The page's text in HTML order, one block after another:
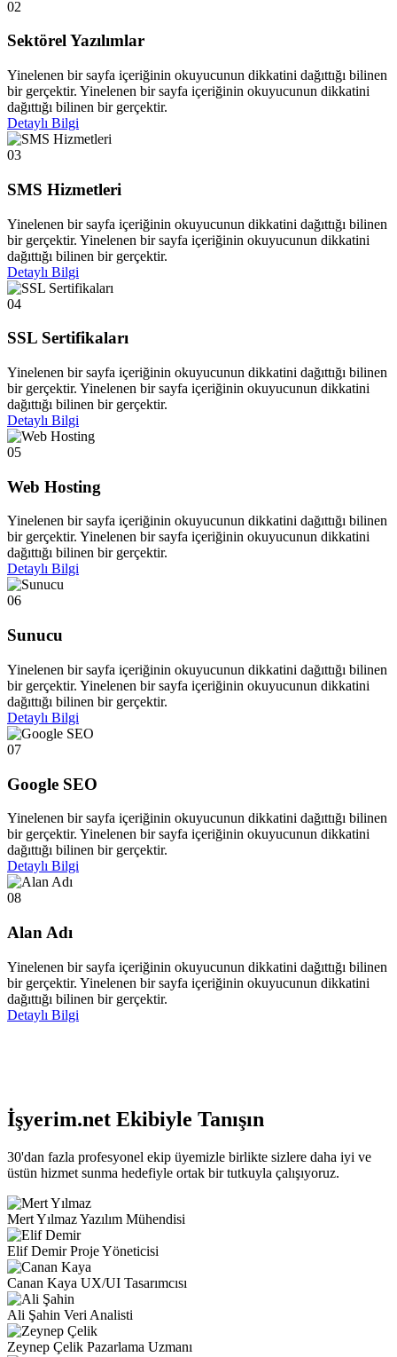
02
Sektörel Yazılımlar
Yinelenen bir sayfa içeriğinin okuyucunun dikkatini dağıttığı bilinen
bir gerçektir. Yinelenen bir sayfa içeriğinin okuyucunun dikkatini
dağıttığı bilinen bir gerçektir.
Detaylı Bilgi
03
SMS Hizmetleri
Yinelenen bir sayfa içeriğinin okuyucunun dikkatini dağıttığı bilinen
bir gerçektir. Yinelenen bir sayfa içeriğinin okuyucunun dikkatini
dağıttığı bilinen bir gerçektir.
Detaylı Bilgi
04
SSL Sertifikaları
Yinelenen bir sayfa içeriğinin okuyucunun dikkatini dağıttığı bilinen
bir gerçektir. Yinelenen bir sayfa içeriğinin okuyucunun dikkatini
dağıttığı bilinen bir gerçektir.
Detaylı Bilgi
05
Web Hosting
Yinelenen bir sayfa içeriğinin okuyucunun dikkatini dağıttığı bilinen
bir gerçektir. Yinelenen bir sayfa içeriğinin okuyucunun dikkatini
dağıttığı bilinen bir gerçektir.
Detaylı Bilgi
06
Sunucu
Yinelenen bir sayfa içeriğinin okuyucunun dikkatini dağıttığı bilinen
bir gerçektir. Yinelenen bir sayfa içeriğinin okuyucunun dikkatini
dağıttığı bilinen bir gerçektir.
Detaylı Bilgi
07
Google SEO
Yinelenen bir sayfa içeriğinin okuyucunun dikkatini dağıttığı bilinen
bir gerçektir. Yinelenen bir sayfa içeriğinin okuyucunun dikkatini
dağıttığı bilinen bir gerçektir.
Detaylı Bilgi
08
Alan Adı
Yinelenen bir sayfa içeriğinin okuyucunun dikkatini dağıttığı bilinen
bir gerçektir. Yinelenen bir sayfa içeriğinin okuyucunun dikkatini
dağıttığı bilinen bir gerçektir.
Detaylı Bilgi
İşyerim.net Ekibiyle Tanışın
30'dan fazla profesyonel ekip üyemizle birlikte sizlere daha iyi ve
üstün hizmet sunma hedefiyle ortak bir tutkuyla çalışıyoruz.
Mert YılmazYazılım Mühendisi
Elif Demir Proje Yöneticisi
Canan Kaya UX/UI Tasarımcısı
Ali Şahin Veri Analisti
Zeynep Çelik Pazarlama Uzmanı